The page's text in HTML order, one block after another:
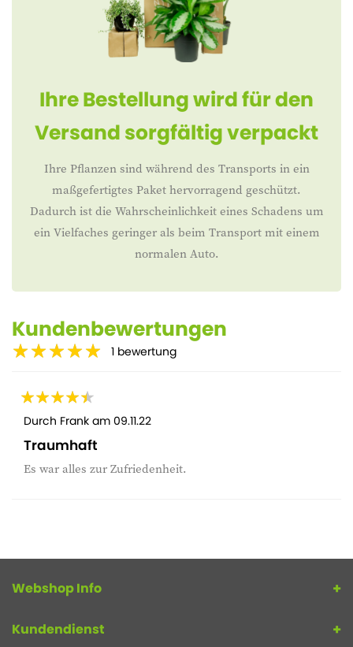
Ihre Bestellung wird für den
Versand sorgfältig verpackt
Ihre Pflanzen sind während des Transports in ein
maßgefertigtes Paket hervorragend geschützt.
Dadurch ist die Wahrscheinlichkeit eines Schadens um
ein Vielfaches geringer als beim Transport mit einem
normalen Auto.
Kundenbewertungen
1 bewertung
Durch Frank am 09.11.22
Traumhaft
Es war alles zur Zufriedenheit.
Webshop Info
Kundendienst